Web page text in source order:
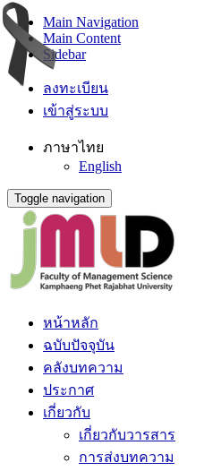
Main Navigation
Main Content
Sidebar
ลงทะเบียน
เข้าสู่ระบบ
ภาษาไทย
English
Toggle navigation
หน้าหลัก
ฉบับปัจจุบัน
คลังบทความ
ประกาศ
เกี่ยวกับ
เกี่ยวกับวารสาร
การส่งบทความ